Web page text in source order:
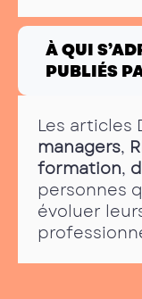
À QUI
PUBLIÉS
Les articles
managers,
formation,
personnes
évoluer